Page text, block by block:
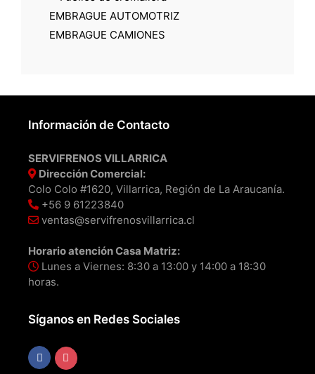
EMBRAGUE AUTOMOTRIZ
EMBRAGUE CAMIONES
Información de Contacto
SERVIFRENOS VILLARRICA
Dirección Comercial:
Colo Colo #1620, Villarrica, Región de La Araucanía.
+56 9 61223840
ventas@servifrenosvillarrica.cl
Horario atención Casa Matriz:
Lunes a Viernes: 8:30 a 13:00 y 14:00 a 18:30
horas.
Síganos en Redes Sociales